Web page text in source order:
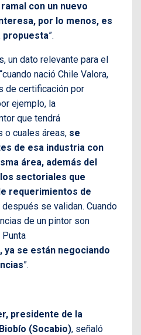
con un nuevo
por lo menos, es
propuesta”.
un dato relevante para el
nació Chile Valora,
de certificación por
ejemplo, la
que tendrá
o cuales áreas, se
de esa industria con
área, además del
sectoriales que
requerimientos de
se validan. Cuando
de un pintor son
ya se están negociando
”.
presidente de la
(Socabio), señaló